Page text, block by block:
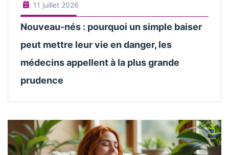
11 juillet 2026
Nouveau-nés : pourquoi un simple baiser
peut mettre leur vie en danger, les
médecins appellent à la plus grande
prudence